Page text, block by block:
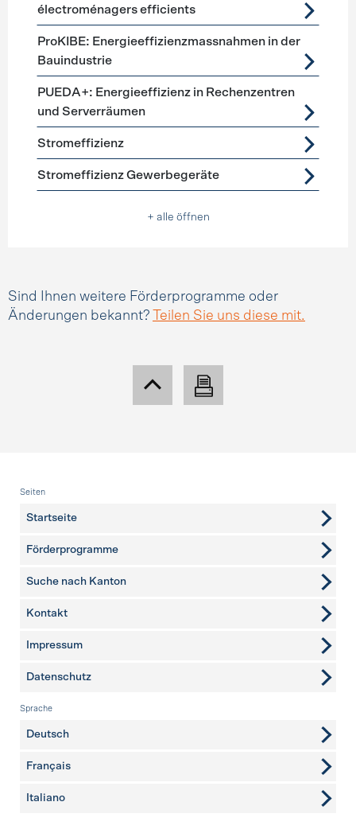
électroménagers efficients
ProKIBE: Energieeffizienzmassnahmen in der
Bauindustrie
PUEDA+: Energieeffizienz in Rechenzentren
und Serverräumen
Stromeffizienz
Stromeffizienz Gewerbegeräte
+ alle öffnen
Sind Ihnen weitere Förderprogramme oder
Änderungen bekannt?
Teilen Sie uns diese mit.
Fusszeile
Seiten
Startseite
Förderprogramme
Suche nach Kanton
weitere Seiten
Kontakt
Impressum
Datenschutz
Sprache
Deutsch
Français
Italiano